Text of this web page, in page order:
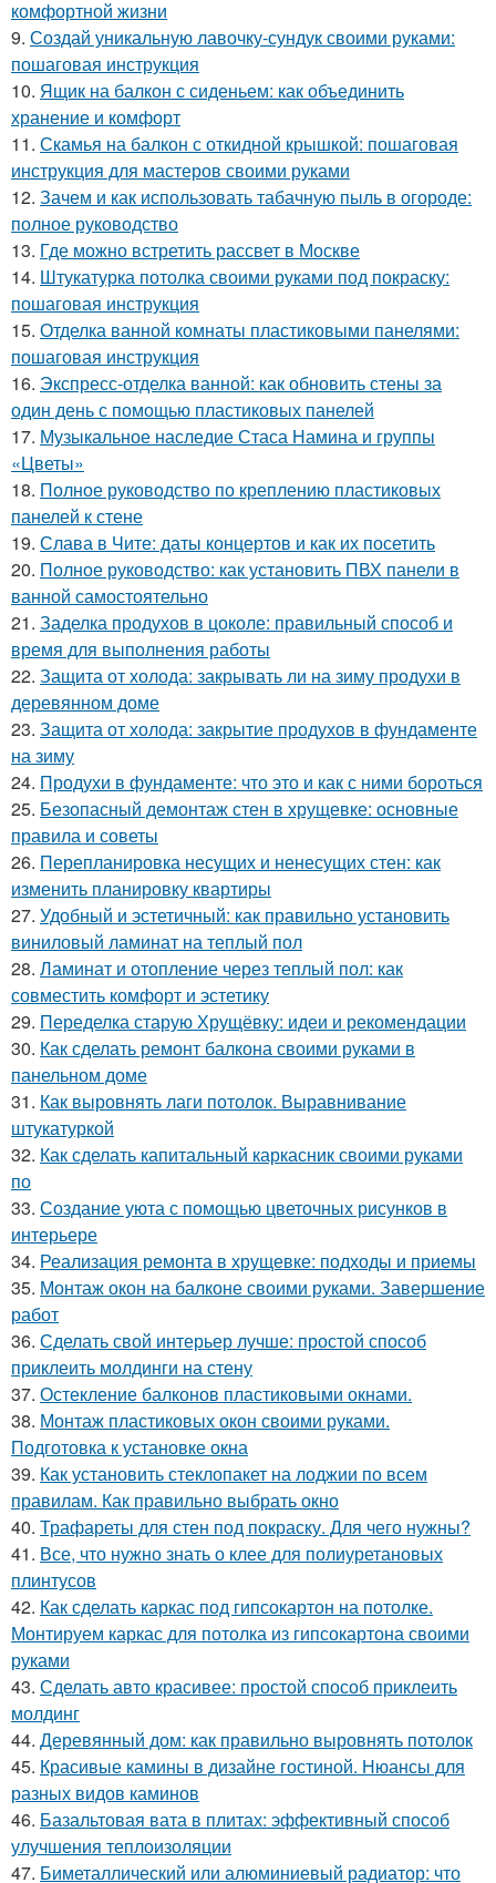
комфортной жизни
9. Создай уникальную лавочку-сундук своими руками:
пошаговая инструкция
10. Ящик на балкон с сиденьем: как объединить
хранение и комфорт
11. Скамья на балкон с откидной крышкой: пошаговая
инструкция для мастеров своими руками
12. Зачем и как использовать табачную пыль в огороде:
полное руководство
13. Где можно встретить рассвет в Москве
14. Штукатурка потолка своими руками под покраску:
пошаговая инструкция
15. Отделка ванной комнаты пластиковыми панелями:
пошаговая инструкция
16. Экспресс-отделка ванной: как обновить стены за
один день с помощью пластиковых панелей
17. Музыкальное наследие Стаса Намина и группы
«Цветы»
18. Полное руководство по креплению пластиковых
панелей к стене
19. Слава в Чите: даты концертов и как их посетить
20. Полное руководство: как установить ПВХ панели в
ванной самостоятельно
21. Заделка продухов в цоколе: правильный способ и
время для выполнения работы
22. Защита от холода: закрывать ли на зиму продухи в
деревянном доме
23. Защита от холода: закрытие продухов в фундаменте
на зиму
24. Продухи в фундаменте: что это и как с ними бороться
25. Безопасный демонтаж стен в хрущевке: основные
правила и советы
26. Перепланировка несущих и ненесущих стен: как
изменить планировку квартиры
27. Удобный и эстетичный: как правильно установить
виниловый ламинат на теплый пол
28. Ламинат и отопление через теплый пол: как
совместить комфорт и эстетику
29. Переделка старую Хрущёвку: идеи и рекомендации
30. Как сделать ремонт балкона своими руками в
панельном доме
31. Как выровнять лаги потолок. Выравнивание
штукатуркой
32. Как сделать капитальный каркасник своими руками
по
33. Создание уюта с помощью цветочных рисунков в
интерьере
34. Реализация ремонта в хрущевке: подходы и приемы
35. Монтаж окон на балконе своими руками. Завершение
работ
36. Сделать свой интерьер лучше: простой способ
приклеить молдинги на стену
37. Остекление балконов пластиковыми окнами.
38. Монтаж пластиковых окон своими руками.
Подготовка к установке окна
39. Как установить стеклопакет на лоджии по всем
правилам. Как правильно выбрать окно
40. Трафареты для стен под покраску. Для чего нужны?
41. Все, что нужно знать о клее для полиуретановых
плинтусов
42. Как сделать каркас под гипсокартон на потолке.
Монтируем каркас для потолка из гипсокартона своими
руками
43. Сделать авто красивее: простой способ приклеить
молдинг
44. Деревянный дом: как правильно выровнять потолок
45. Красивые камины в дизайне гостиной. Нюансы для
разных видов каминов
46. Базальтовая вата в плитах: эффективный способ
улучшения теплоизоляции
47. Биметаллический или алюминиевый радиатор: что